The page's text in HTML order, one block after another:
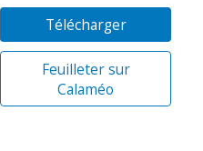
Télécharger
Feuilleter sur
Calaméo